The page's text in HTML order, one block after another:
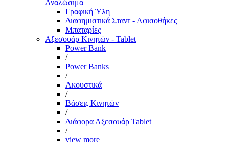
Αναλώσιμα
Γραφική Ύλη
Διαφημιστικά Σταντ - Αφισοθήκες
Μπαταρίες
Αξεσουάρ Κινητών - Tablet
Power Bank
/
Power Banks
/
Ακουστικά
/
Βάσεις Κινητών
/
Διάφορα Αξεσουάρ Tablet
/
view more